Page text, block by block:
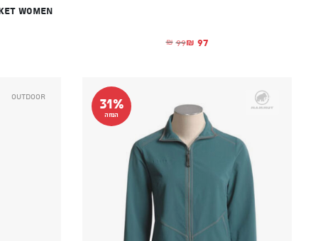
₪ 99
המחיר המקורי היה: ₪99.₪ 97 המחיר הנוכחי הוא: ₪97.
Women
31%
הנחה
Outdoor